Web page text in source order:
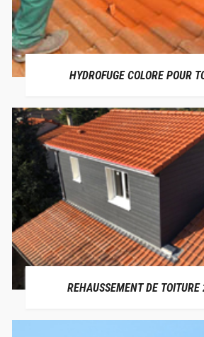
HYDROFUGE COLORE POUR
REHAUSSEMENT DE